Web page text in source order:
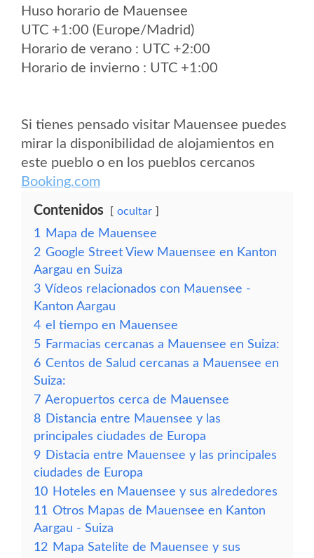
Huso horario de Mauensee
UTC +1:00 (Europe/Madrid)
Horario de verano : UTC +2:00
Horario de invierno : UTC +1:00
Si tienes pensado visitar Mauensee puedes
mirar la disponibilidad de alojamientos en
este pueblo o en los pueblos cercanos
Booking.com
Contenidos ocultar
1
Mapa de Mauensee
2 Google Street View Mauensee en Kanton
Aargau en Suiza
3 Vídeos relacionados con Mauensee -
Kanton Aargau
4 el tiempo en Mauensee
5 Farmacias cercanas a Mauensee en Suiza:
6 Centos de Salud cercanas a Mauensee en
Suiza:
7 Aeropuertos cerca de Mauensee
8 Distancia entre Mauensee y las
principales ciudades de Europa
9 Distacia entre Mauensee y las principales
ciudades de Europa
10 Hoteles en Mauensee y sus alrededores
11 Otros Mapas de Mauensee en Kanton
Aargau - Suiza
12 Mapa Satelite de Mauensee y sus